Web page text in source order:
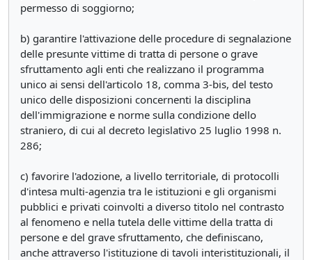
permesso di soggiorno;
b) garantire l'attivazione delle procedure di segnalazione
delle presunte vittime di tratta di persone o grave
sfruttamento agli enti che realizzano il programma
unico ai sensi dell'articolo 18, comma 3-bis, del testo
unico delle disposizioni concernenti la disciplina
dell'immigrazione e norme sulla condizione dello
straniero, di cui al decreto legislativo 25 luglio 1998 n.
286;
c) favorire l'adozione, a livello territoriale, di protocolli
d'intesa multi-agenzia tra le istituzioni e gli organismi
pubblici e privati coinvolti a diverso titolo nel contrasto
al fenomeno e nella tutela delle vittime della tratta di
persone e del grave sfruttamento, che definiscano,
anche attraverso l'istituzione di tavoli interistituzionali, il